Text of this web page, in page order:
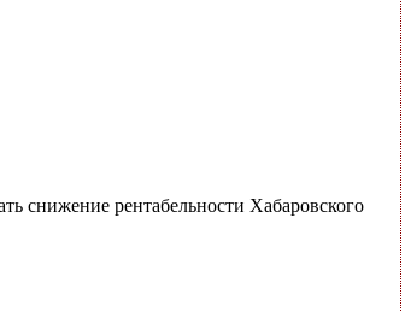
снижение рентабельности Хабаровского